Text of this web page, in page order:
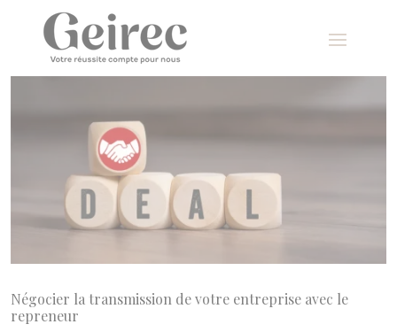
Négocier la transmission de votre entreprise avec le
repreneur
Panneau de gestion des cookies